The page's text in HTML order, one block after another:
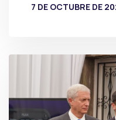
7 DE OCTUBRE DE